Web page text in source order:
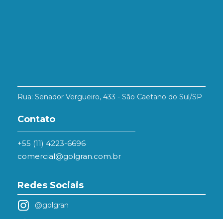
Rua: Senador Vergueiro, 433 - São Caetano do Sul/SP
Contato
+55 (11) 4223-6696
comercial@golgran.com.br
Redes Sociais
@golgran